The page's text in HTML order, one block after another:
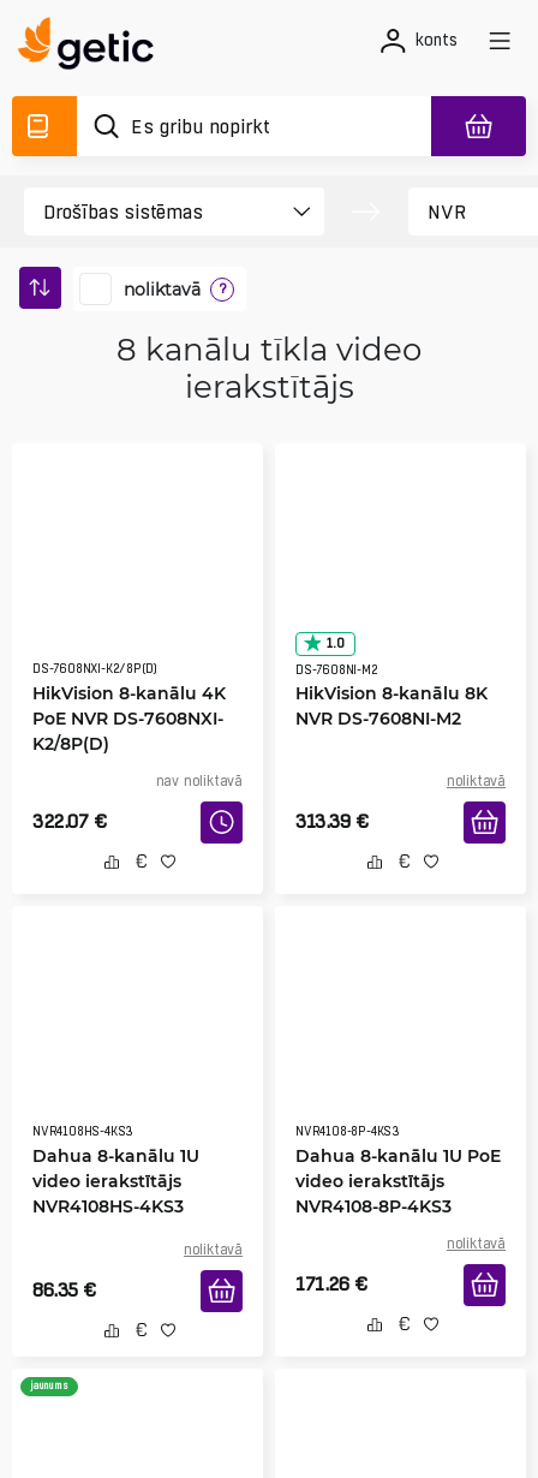
konts
noliktavā ?
8 kanālu tīkla video
ierakstītājs
DS-7608NXI-K2/8P(D)
HikVision 8-kanālu 4K
PoE NVR DS-7608NXI-
K2/8P(D)
nav noliktavā
322.07 €
1.0
DS-7608NI-M2
HikVision 8-kanālu 8K
NVR DS-7608NI-M2
noliktavā
313.39 €
NVR4108HS-4KS3
Dahua 8-kanālu 1U
video ierakstītājs
NVR4108HS-4KS3
noliktavā
86.35 €
NVR4108-8P-4KS3
Dahua 8-kanālu 1U PoE
video ierakstītājs
NVR4108-8P-4KS3
noliktavā
171.26 €
jaunums